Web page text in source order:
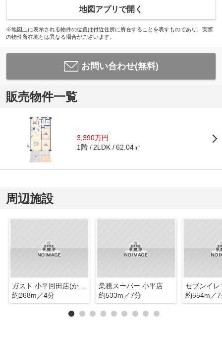
地図アプリで開く
※地図上に表示される物件の位置は付近住所に所在することを表すものであり、実際
の物件所在地とは異なる場合がございます。
お問い合わせ(無料)
販売物件一覧
-
3,390万円
1階 2LDK 62.04㎡
周辺施設
ガスト 小平回田店(から好し取扱店)
約268m／4分
業務スーパー 小平店
約533m／7分
約554m／